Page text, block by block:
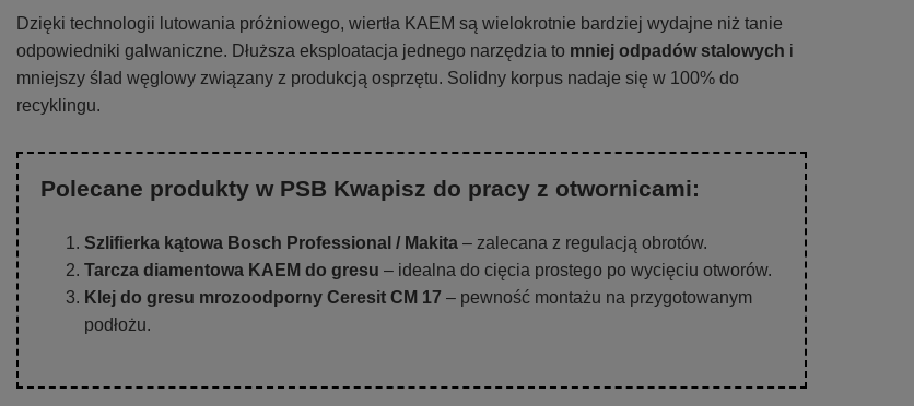
Dzięki technologii lutowania próżniowego, wiertła KAEM są wielokrotnie bardziej wydajne niż tanie
odpowiedniki galwaniczne. Dłuższa eksploatacja jednego narzędzia to mniej odpadów stalowych i
mniejszy ślad węglowy związany z produkcją osprzętu. Solidny korpus nadaje się w 100% do
recyklingu.
Polecane produkty w PSB Kwapisz do pracy z otwornicami:
Szlifierka kątowa Bosch Professional / Makita – zalecana z regulacją obrotów.
Tarcza diamentowa KAEM do gresu – idealna do cięcia prostego po wycięciu otworów.
Klej do gresu mrozoodporny Ceresit CM 17 – pewność montażu na przygotowanym
podłożu.